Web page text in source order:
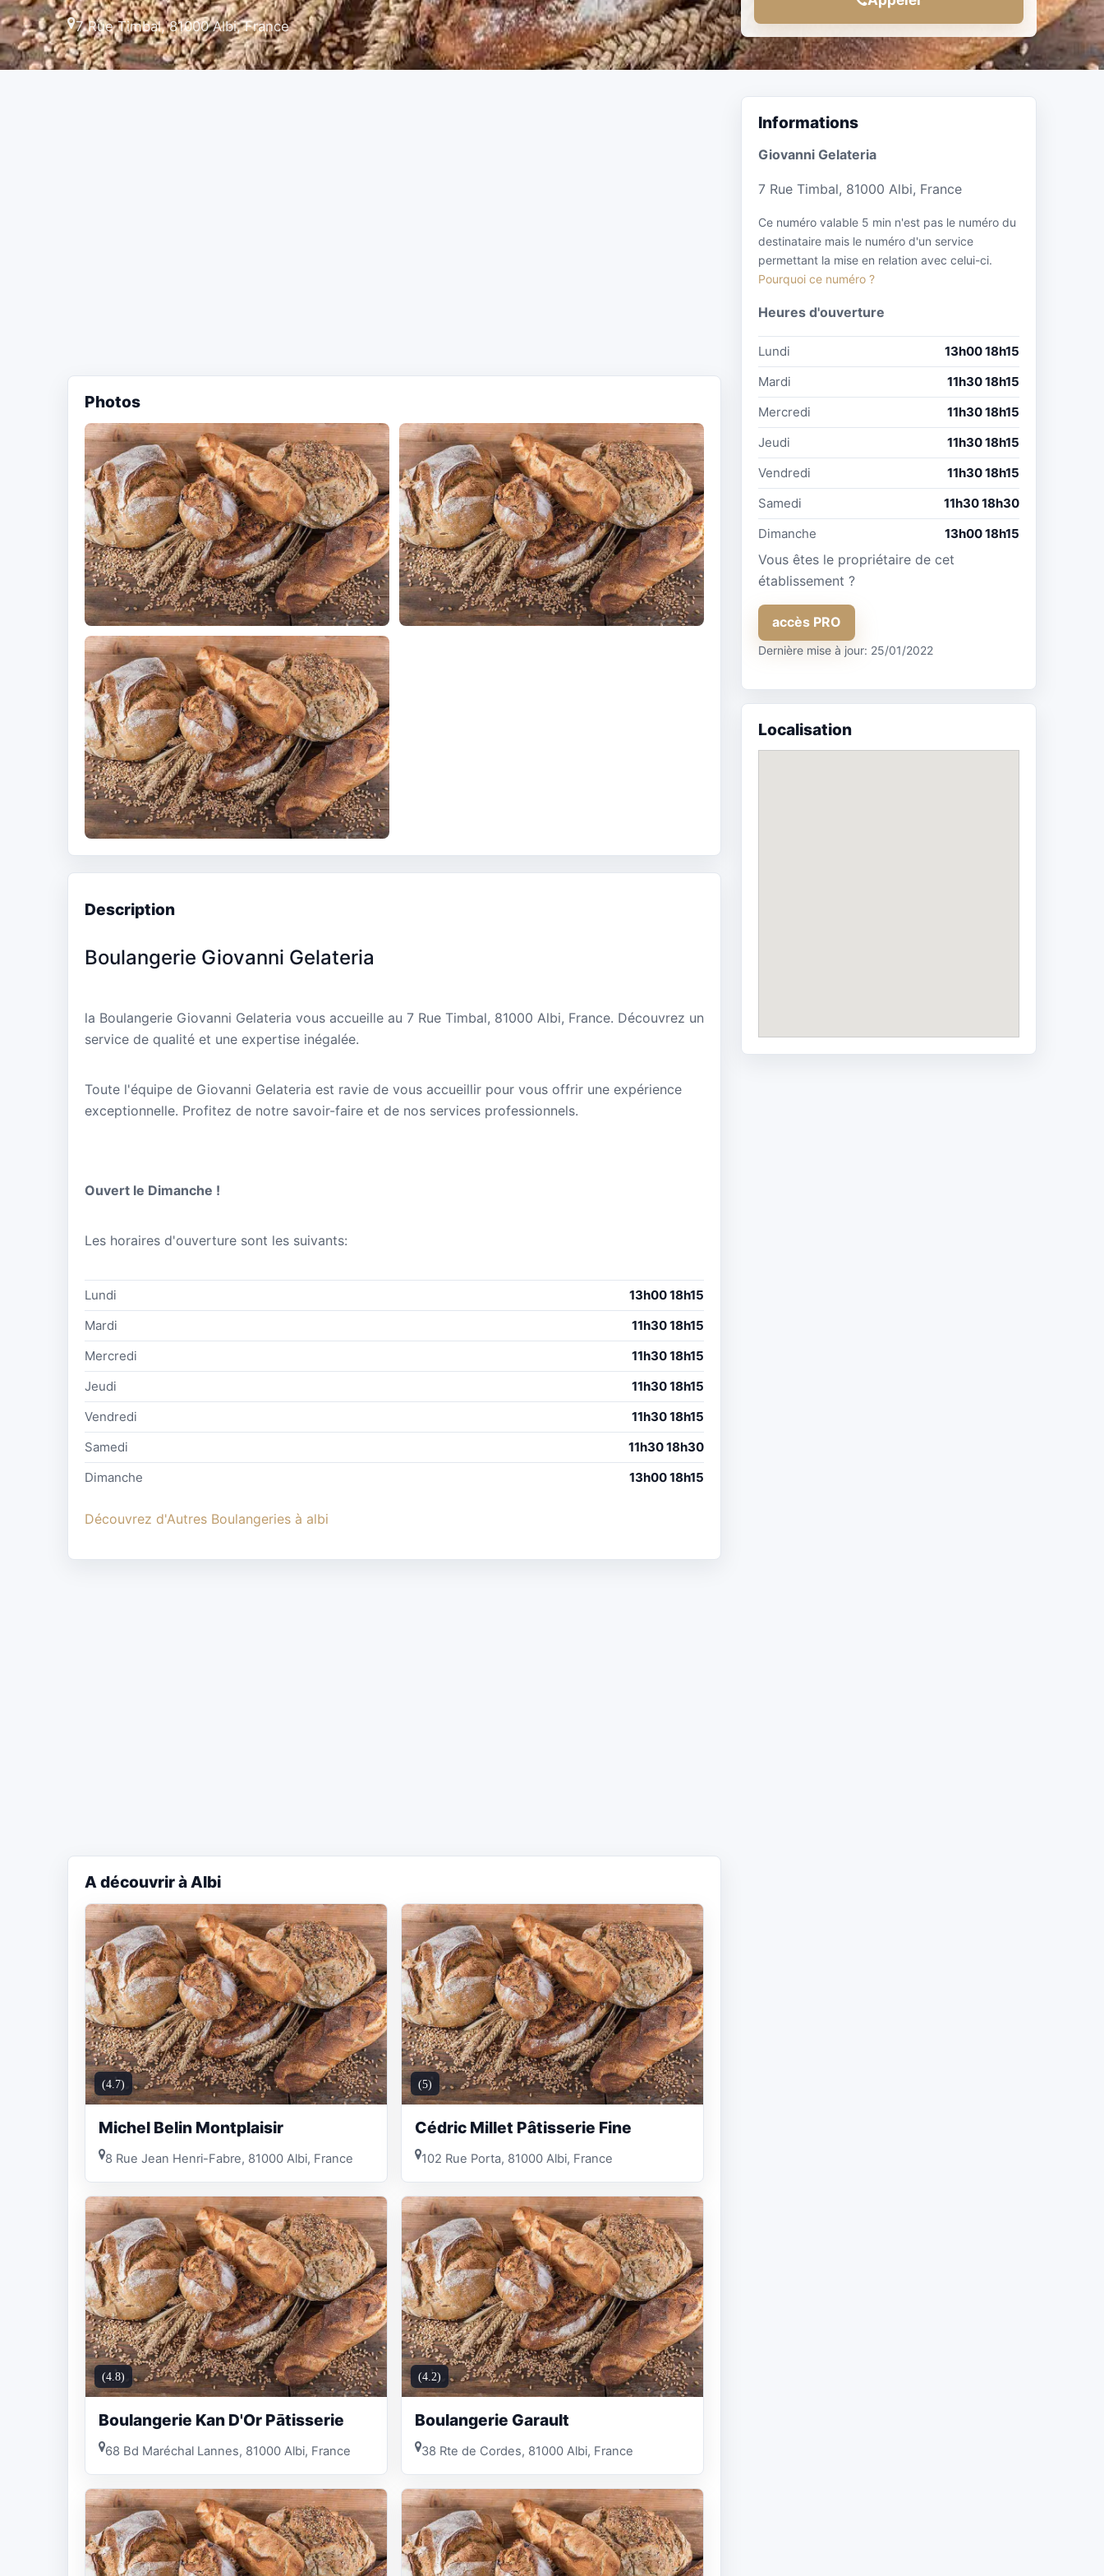
7 Rue Timbal, 81000 Albi, France
Photos
Description
Boulangerie Giovanni Gelateria
la Boulangerie Giovanni Gelateria vous accueille au 7 Rue Timbal, 81000 Albi, France. Découvrez un
service de qualité et une expertise inégalée.
Toute l'équipe de Giovanni Gelateria est ravie de vous accueillir pour vous offrir une expérience
exceptionnelle. Profitez de notre savoir-faire et de nos services professionnels.
Ouvert le Dimanche !
Les horaires d'ouverture sont les suivants:
Lundi
13h00 18h15
Mardi
11h30 18h15
Mercredi
11h30 18h15
Jeudi
11h30 18h15
Vendredi
11h30 18h15
Samedi
11h30 18h30
Dimanche
13h00 18h15
Découvrez d'Autres Boulangeries à albi
A découvrir à Albi
(4.7)
Michel Belin Montplaisir
8 Rue Jean Henri-Fabre, 81000 Albi, France
(5)
Cédric Millet Pâtisserie Fine
102 Rue Porta, 81000 Albi, France
(4.8)
Boulangerie Kan D'Or Pātisserie
68 Bd Maréchal Lannes, 81000 Albi, France
(4.2)
Boulangerie Garault
38 Rte de Cordes, 81000 Albi, France
Informations
Giovanni Gelateria
7 Rue Timbal, 81000 Albi, France
Ce numéro valable 5 min n'est pas le numéro du
destinataire mais le numéro d'un service
permettant la mise en relation avec celui-ci.
Pourquoi ce numéro ?
Heures d'ouverture
Lundi
13h00 18h15
Mardi
11h30 18h15
Mercredi
11h30 18h15
Jeudi
11h30 18h15
Vendredi
11h30 18h15
Samedi
11h30 18h30
Dimanche
13h00 18h15
Vous êtes le propriétaire de cet
établissement ?
accès PRO
Dernière mise à jour: 25/01/2022
Localisation